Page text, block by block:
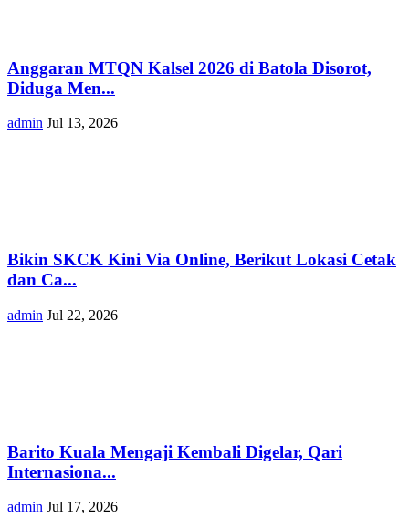
Anggaran MTQN Kalsel 2026 di Batola Disorot,
Diduga Men...
admin Jul 13, 2026
Bikin SKCK Kini Via Online, Berikut Lokasi Cetak
dan Ca...
admin Jul 22, 2026
Barito Kuala Mengaji Kembali Digelar, Qari
Internasiona...
admin Jul 17, 2026